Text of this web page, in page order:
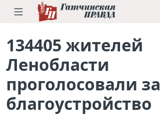
134405 жителей
Ленобласти
проголосовали за
благоустройство